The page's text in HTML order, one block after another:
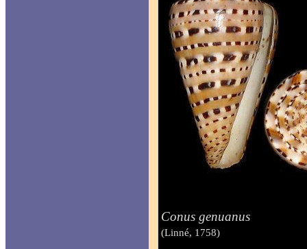
Conus genuanus
(Linné, 1758)